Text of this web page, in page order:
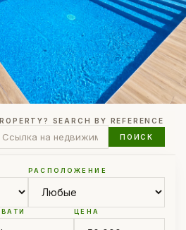
SEARCH BY REFERENCE
ПОИСК
РАСПОЛОЖЕНИЕ
ЦЕНА